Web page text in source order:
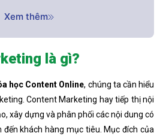
Xem thêm
là gì?
học Content Online, chúng ta cần hiểu
Content Marketing hay tiếp thị nội
xây dựng và phân phối các nội dung có
khách hàng mục tiêu. Mục đích của